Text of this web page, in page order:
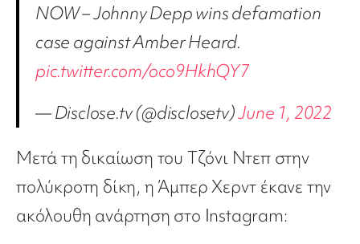
NOW – Johnny Depp wins defamation
case against Amber Heard.
pic.twitter.com/oco9HkhQY7
— Disclose.tv (@disclosetv)June 1, 2022
Μετά τη δικαίωση του Τζόνι Ντεπ στην
πολύκροτη δίκη, η Άμπερ Χερντ έκανε την
ακόλουθη ανάρτηση στο Instagram: